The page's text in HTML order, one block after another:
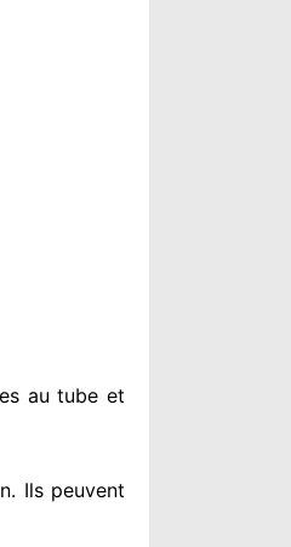
au tube et
Ils peuvent